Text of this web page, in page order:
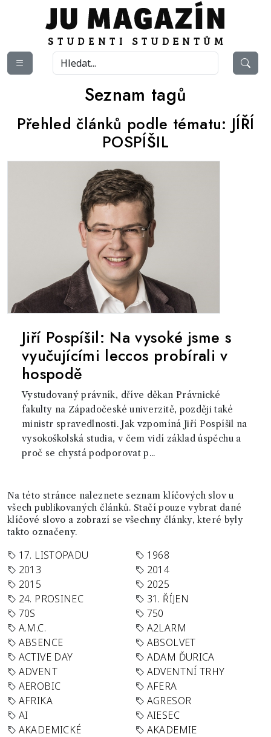
Seznam tagů
Přehled článků podle tématu: JÍŘÍ
POSPÍŠIL
Jiří Pospíšil: Na vysoké jsme s
vyučujícími leccos probírali v
hospodě
Vystudovaný právník, dříve děkan Právnické
fakulty na Západočeské univerzitě, později také
ministr spravedlnosti. Jak vzpomíná Jiří Pospíšil na
vysokoškolská studia, v čem vidí základ úspěchu a
proč se chystá podporovat p...
Na této stránce naleznete seznam klíčových slov u
všech publikovaných článků. Stačí pouze vybrat dané
klíčové slovo a zobrazí se všechny články, které byly
takto označeny.
17. LISTOPADU
1968
2013
2014
2015
2025
24. PROSINEC
31. ŘÍJEN
70S
750
A.M.C.
A2LARM
ABSENCE
ABSOLVET
ACTIVE DAY
ADAM ĎURICA
ADVENT
ADVENTNÍ TRHY
AEROBIC
AFERA
AFRIKA
AGRESOR
AI
AIESEC
AKADEMICKÉ
AKADEMIE